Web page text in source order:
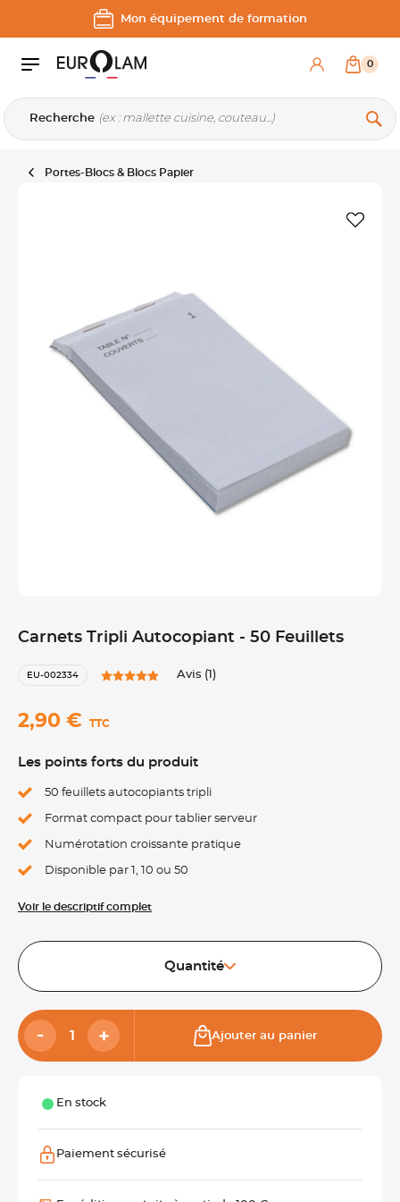
Aller au contenu
Aller à la navigation principale
Mon équipement de formation
Recherche
0
Portes-Blocs & Blocs Papier
Carnets Tripli Autocopiant - 50 Feuillets
EU-002334 Avis (1)
2,90 € TTC
Les points forts du produit
50 feuillets autocopiants tripli
Format compact pour tablier serveur
Numérotation croissante pratique
Disponible par 1, 10 ou 50
Voir le descriptif complet
Quantité
Ajouter au panier
En stock
Paiement sécurisé